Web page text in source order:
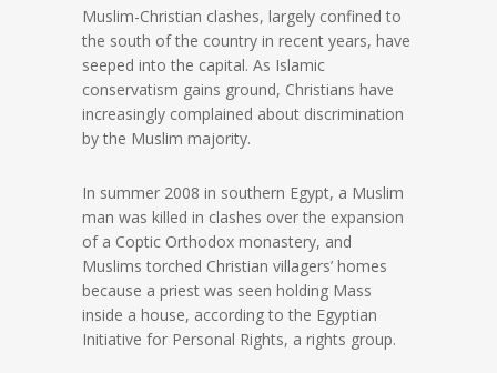
Muslim-Christian clashes, largely confined to
the south of the country in recent years, have
seeped into the capital. As Islamic
conservatism gains ground, Christians have
increasingly complained about discrimination
by the Muslim majority.
In summer 2008 in southern Egypt, a Muslim
man was killed in clashes over the expansion
of a Coptic Orthodox monastery, and
Muslims torched Christian villagers’ homes
because a priest was seen holding Mass
inside a house, according to the Egyptian
Initiative for Personal Rights, a rights group.